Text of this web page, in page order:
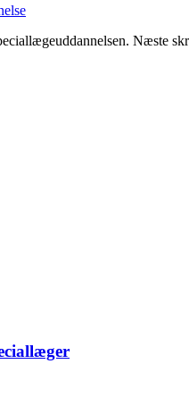
Næste